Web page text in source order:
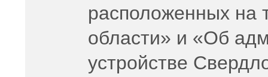
расположенных на
области» и «Об
устройстве